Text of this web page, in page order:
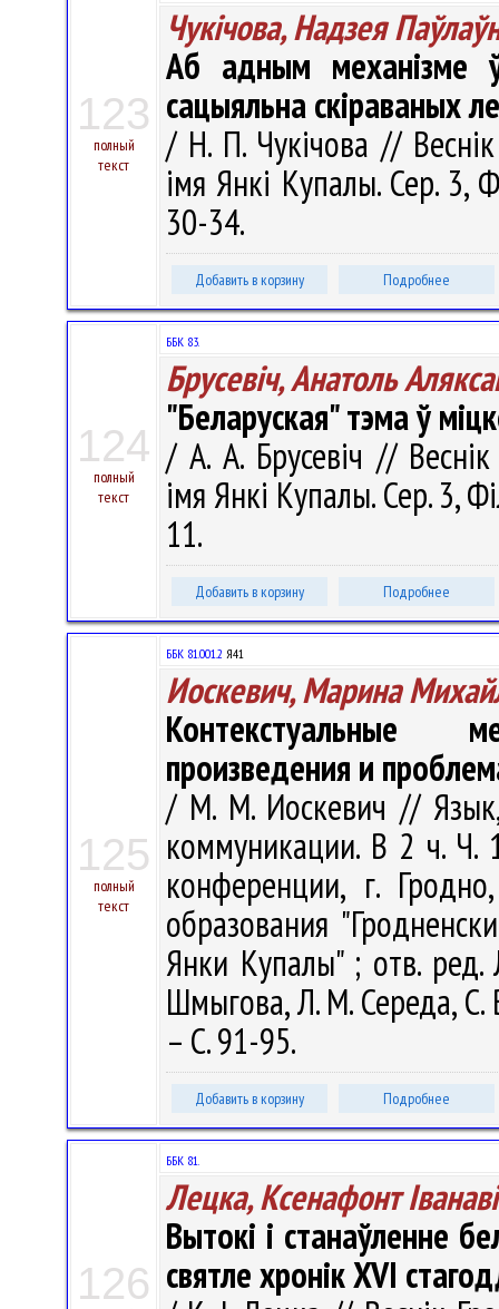
123
полный
текст
Чукічова, Надзея
Аб адным механізме
сацыяльна скіраваных
/ Н. П. Чукічова // Веснік
імя Янкі Купалы. Сер. 3,
30-34.
Добавить в корзину Подробнее
124
полный
текст
ББК 83.
Брусевіч, Анатоль
"Беларуская" тэма ў
/ А. А. Брусевіч // Веснік
імя Янкі Купалы. Сер. 3,
11.
Добавить в корзину Подробнее
125
полный
текст
ББК 81.001.2 Я41
Иоскевич, Марина
Контекстуальные
произведения и
/ М. М. Иоскевич //
коммуникации. В 2 ч.
конференции, г.
образования
Янки Купалы" ; отв.
Шмыгова, Л. М. Середа, С.
– С. 91-95.
Добавить в корзину Подробнее
126
ББК 81.
Лецка, Ксенафонт
Вытокі і станаўленне
святле хронік XVI